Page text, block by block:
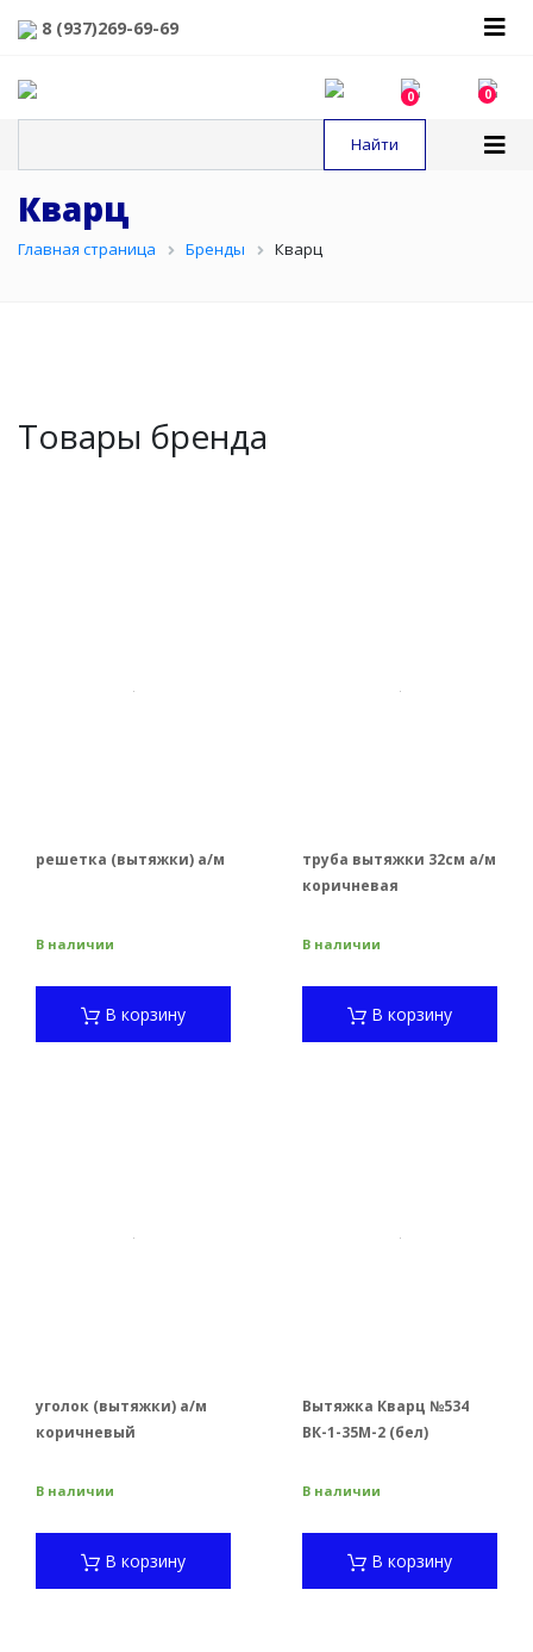
8 (937)269-69-69
0 0
Кварц
Главная страница Бренды Кварц
Товары бренда
решетка (вытяжки) а/м
В наличии
В корзину
труба вытяжки 32см а/м
коричневая
В наличии
В корзину
уголок (вытяжки) а/м
коричневый
В наличии
В корзину
Вытяжка Кварц №534
ВК-1-35М-2 (бел)
В наличии
В корзину